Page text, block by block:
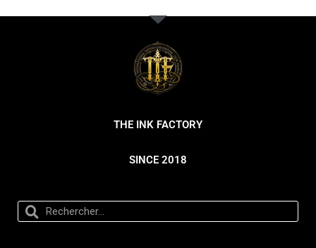
THE INK FACTORY
SINCE 2018